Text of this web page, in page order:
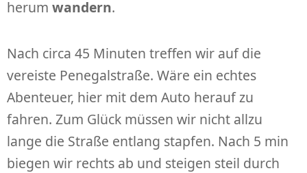
herum wandern.
Nach circa 45 Minuten treffen wir auf die
vereiste Penegalstraße. Wäre ein echtes
Abenteuer, hier mit dem Auto herauf zu
fahren. Zum Glück müssen wir nicht allzu
lange die Straße entlang stapfen. Nach 5 min
biegen wir rechts ab und steigen steil durch